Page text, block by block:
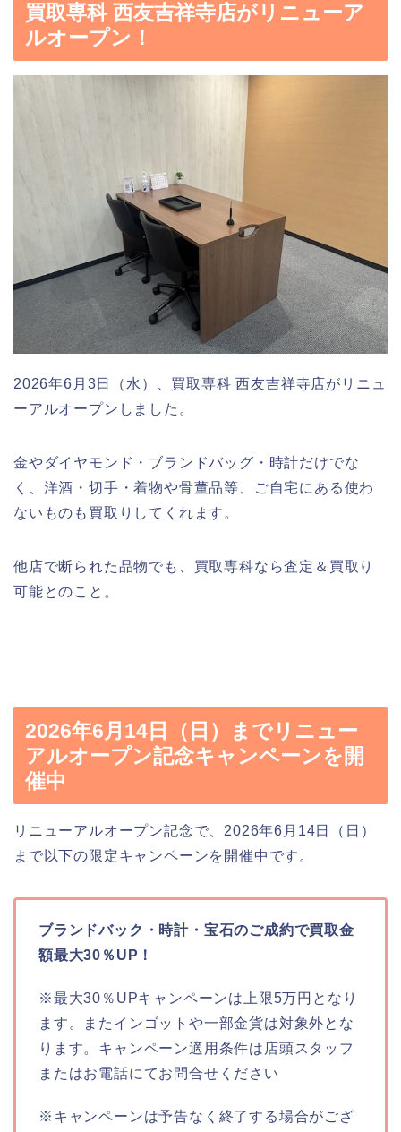
買取専科 西友吉祥寺店がリニューア
ルオープン！
2026年6月3日（水）、買取専科 西友吉祥寺店がリニュ
ーアルオープンしました。
金やダイヤモンド・ブランドバッグ・時計だけでな
く、洋酒・切手・着物や骨董品等、ご自宅にある使わ
ないものも買取りしてくれます。
他店で断られた品物でも、買取専科なら査定＆買取り
可能とのこと。
2026年6月14日（日）までリニュー
アルオープン記念キャンペーンを開
催中
リニューアルオープン記念で、2026年6月14日（日）
まで以下の限定キャンペーンを開催中です。
ブランドバック・時計・宝石のご成約で買取金
額最大30％UP！
※最大30％UPキャンペーンは上限5万円となり
ます。またインゴットや一部金貨は対象外とな
ります。キャンペーン適用条件は店頭スタッフ
またはお電話にてお問合せください
※キャンペーンは予告なく終了する場合がござ